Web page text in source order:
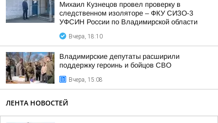
Михаил Кузнецов провел проверку в
следственном изоляторе – ФКУ СИЗО-3
УФСИН России по Владимирской области
Вчера, 18:10
Владимирские депутаты расширили
поддержку героинь и бойцов СВО
Вчера, 15:08
ЛЕНТА НОВОСТЕЙ